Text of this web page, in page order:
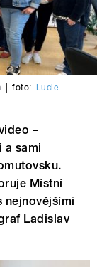
foto:
Lucie
–
a sami
Místní
nejnovějšími
Ladislav